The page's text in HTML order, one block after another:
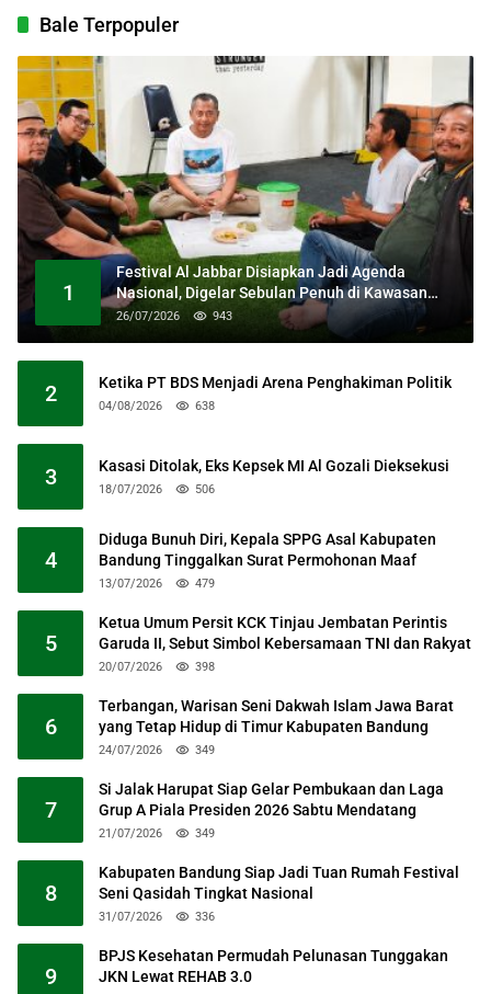
Bale Terpopuler
1
Festival Al Jabbar Disiapkan Jadi Agenda
Nasional, Digelar Sebulan Penuh di Kawasan
Masjid Raya Al Jabbar
26/07/2026 943
2 Ketika PT BDS Menjadi Arena Penghakiman Politik
04/08/2026 638
3 Kasasi Ditolak, Eks Kepsek MI Al Gozali Dieksekusi
18/07/2026 506
4
Diduga Bunuh Diri, Kepala SPPG Asal Kabupaten
Bandung Tinggalkan Surat Permohonan Maaf
13/07/2026 479
5
Ketua Umum Persit KCK Tinjau Jembatan Perintis
Garuda II, Sebut Simbol Kebersamaan TNI dan Rakyat
20/07/2026 398
6
Terbangan, Warisan Seni Dakwah Islam Jawa Barat
yang Tetap Hidup di Timur Kabupaten Bandung
24/07/2026 349
7
Si Jalak Harupat Siap Gelar Pembukaan dan Laga
Grup A Piala Presiden 2026 Sabtu Mendatang
21/07/2026 349
8
Kabupaten Bandung Siap Jadi Tuan Rumah Festival
Seni Qasidah Tingkat Nasional
31/07/2026 336
9
BPJS Kesehatan Permudah Pelunasan Tunggakan
JKN Lewat REHAB 3.0